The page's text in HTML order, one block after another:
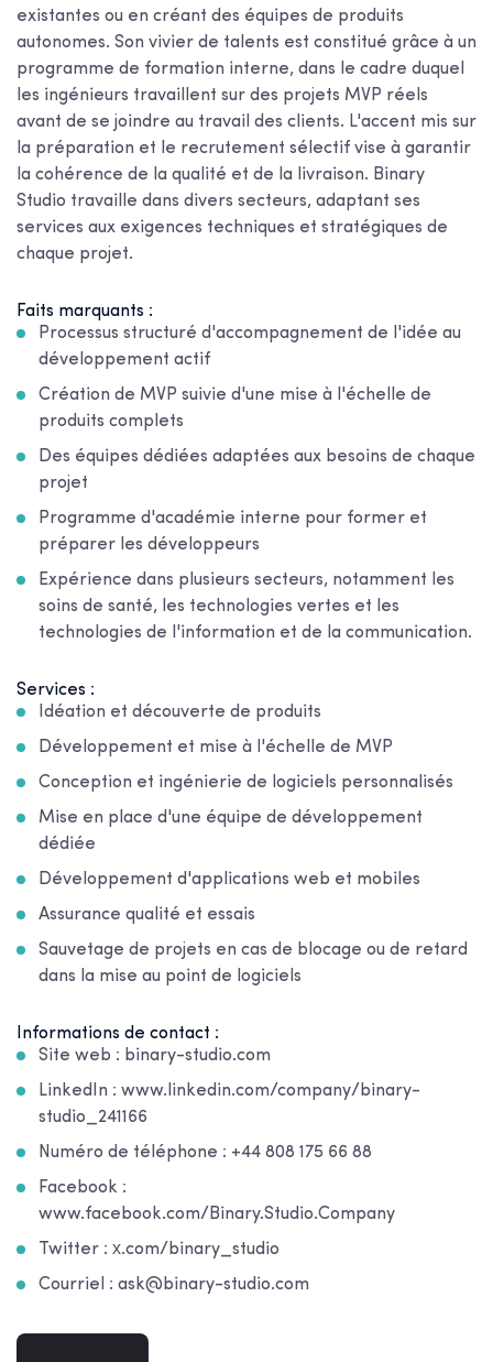
existantes ou en créant des équipes de produits
autonomes. Son vivier de talents est constitué grâce à un
programme de formation interne, dans le cadre duquel
les ingénieurs travaillent sur des projets MVP réels
avant de se joindre au travail des clients. L'accent mis sur
la préparation et le recrutement sélectif vise à garantir
la cohérence de la qualité et de la livraison. Binary
Studio travaille dans divers secteurs, adaptant ses
services aux exigences techniques et stratégiques de
chaque projet.
Faits marquants :
Processus structuré d'accompagnement de l'idée au
développement actif
Création de MVP suivie d'une mise à l'échelle de
produits complets
Des équipes dédiées adaptées aux besoins de chaque
projet
Programme d'académie interne pour former et
préparer les développeurs
Expérience dans plusieurs secteurs, notamment les
soins de santé, les technologies vertes et les
technologies de l'information et de la communication.
Services :
Idéation et découverte de produits
Développement et mise à l'échelle de MVP
Conception et ingénierie de logiciels personnalisés
Mise en place d'une équipe de développement
dédiée
Développement d'applications web et mobiles
Assurance qualité et essais
Sauvetage de projets en cas de blocage ou de retard
dans la mise au point de logiciels
Informations de contact :
Site web : binary-studio.com
LinkedIn : www.linkedin.com/company/binary-
studio_241166
Numéro de téléphone : +44 808 175 66 88
Facebook :
www.facebook.com/Binary.Studio.Company
Twitter : х.com/binary_studio
Courriel : ask@binary-studio.com